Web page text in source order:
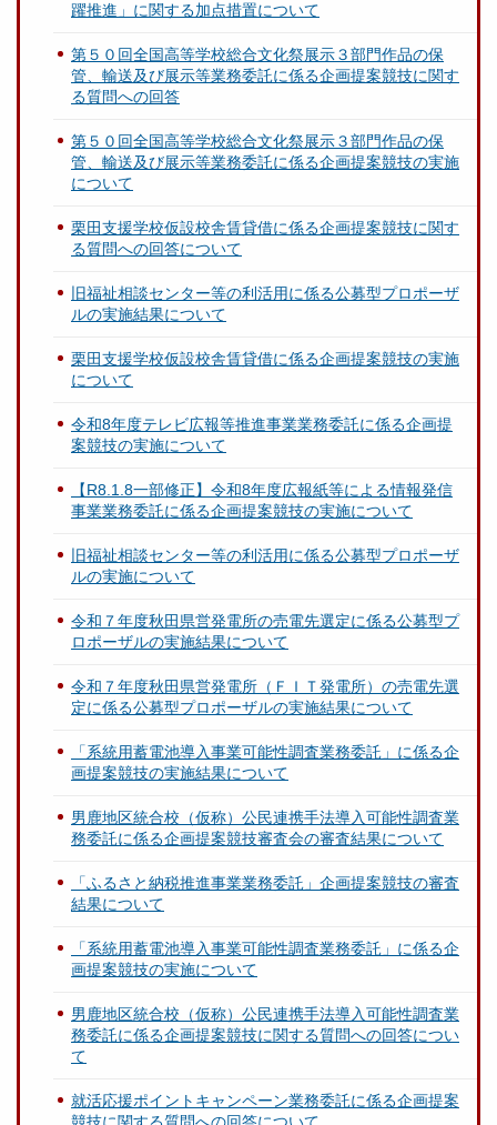
躍推進」に関する加点措置について
第５０回全国高等学校総合文化祭展示３部門作品の保
管、輸送及び展示等業務委託に係る企画提案競技に関す
る質問への回答
第５０回全国高等学校総合文化祭展示３部門作品の保
管、輸送及び展示等業務委託に係る企画提案競技の実施
について
栗田支援学校仮設校舎賃貸借に係る企画提案競技に関す
る質問への回答について
旧福祉相談センター等の利活用に係る公募型プロポーザ
ルの実施結果について
栗田支援学校仮設校舎賃貸借に係る企画提案競技の実施
について
令和8年度テレビ広報等推進事業業務委託に係る企画提
案競技の実施について
【R8.1.8一部修正】令和8年度広報紙等による情報発信
事業業務委託に係る企画提案競技の実施について
旧福祉相談センター等の利活用に係る公募型プロポーザ
ルの実施について
令和７年度秋田県営発電所の売電先選定に係る公募型プ
ロポーザルの実施結果について
令和７年度秋田県営発電所（ＦＩＴ発電所）の売電先選
定に係る公募型プロポーザルの実施結果について
「系統用蓄電池導入事業可能性調査業務委託」に係る企
画提案競技の実施結果について
男鹿地区統合校（仮称）公民連携手法導入可能性調査業
務委託に係る企画提案競技審査会の審査結果について
「ふるさと納税推進事業業務委託」企画提案競技の審査
結果について
「系統用蓄電池導入事業可能性調査業務委託」に係る企
画提案競技の実施について
男鹿地区統合校（仮称）公民連携手法導入可能性調査業
務委託に係る企画提案競技に関する質問への回答につい
て
就活応援ポイントキャンペーン業務委託に係る企画提案